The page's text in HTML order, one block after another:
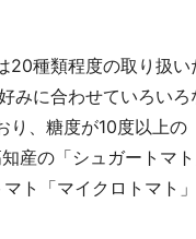
種類程度の取り扱
みに合わせていろい
り、糖度が10度以上
産の「シュガートマ
ト「マイクロトマト